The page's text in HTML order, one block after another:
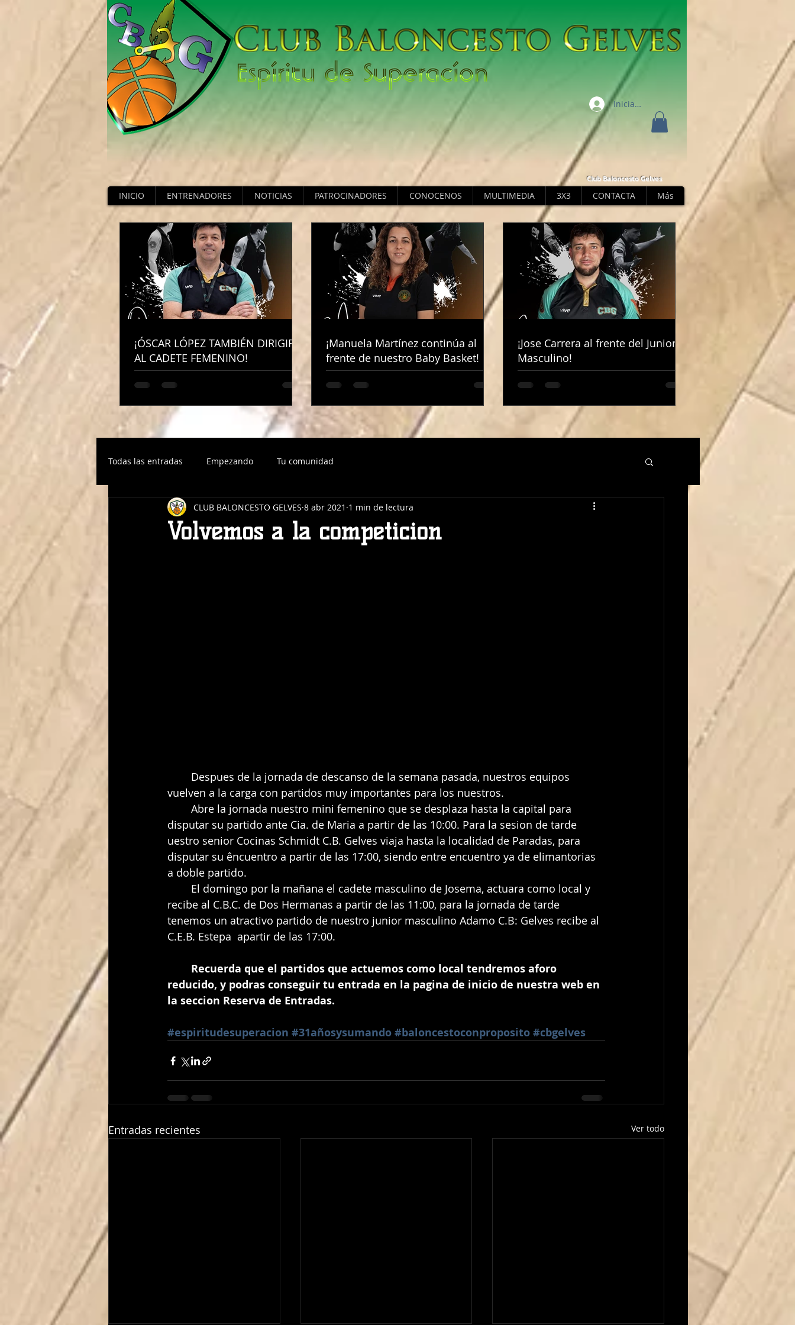
Iniciar sesión
Club Baloncesto Gelves
INICIO ENTRENADORES NOTICIAS PATROCINADORES CONOCENOS MULTIMEDIA 3X3 CONTACTA Más
¡ÓSCAR LÓPEZ TAMBIÉN DIRIGIRÁ
AL CADETE FEMENINO!
¡Manuela Martínez continúa al
frente de nuestro Baby Basket!
¡Jose Carrera al frente del Junior
Masculino!
¡ÓSCAR LÓPEZ TAMBIÉN DIRIGIRÁ
AL CADETE FEMENINO!
¡Manuela Martínez continúa al
frente de nuestro Baby Basket!
¡Jose Carrera al frente del Junior
Masculino!
Todas las entradas Empezando Tu comunidad
Volvemos a la competicion
CLUB BALONCESTO GELVES 8 abr 2021 1 min de lectura
vuelven a la carga con partidos muy importantes para los nuestros.
disputar su partido ante Cia. de Maria a partir de las 10:00. Para la sesion de tarde
uestro senior Cocinas Schmidt C.B. Gelves viaja hasta la localidad de Paradas, para
disputar su êncuentro a partir de las 17:00, siendo entre encuentro ya de elimantorias
a doble partido.
recibe al C.B.C. de Dos Hermanas a partir de las 11:00, para la jornada de tarde
tenemos un atractivo partido de nuestro junior masculino Adamo C.B: Gelves recibe al
C.E.B. Estepa  apartir de las 17:00.
Recuerda que el partidos que actuemos como local tendremos aforo
reducido, y podras conseguir tu entrada en la pagina de inicio de nuestra web en
la seccion Reserva de Entradas.
#espiritudesuperacion #31añosysumando #baloncestoconproposito #cbgelves
Entradas recientes Ver todo